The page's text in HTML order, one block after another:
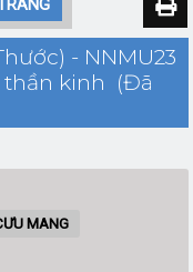
- NNMU23
thần kinh (Đã
MANG